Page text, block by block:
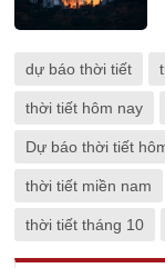
dự báo thời tiết
thời tiết hôm nay
Dự báo thời tiết
thời tiết miền nam
thời tiết tháng 10